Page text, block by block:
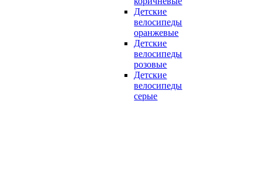
Детские
велосипеды
оранжевые
Детские
велосипеды
розовые
Детские
велосипеды
серые